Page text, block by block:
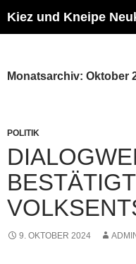
Inhalt
Kiez und Kneipe
Monatsarchiv: Oktober
POLITIK
BESTÄTIGT
9. OKTOBER 2024